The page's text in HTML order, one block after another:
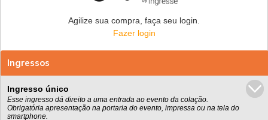
Agilize sua compra, faça seu login.
Fazer login
Ingressos
Ingresso único
Esse ingresso dá direito a uma entrada ao evento da colação.
Obrigatória apresentação na portaria do evento, impressa ou na tela do
smartphone.